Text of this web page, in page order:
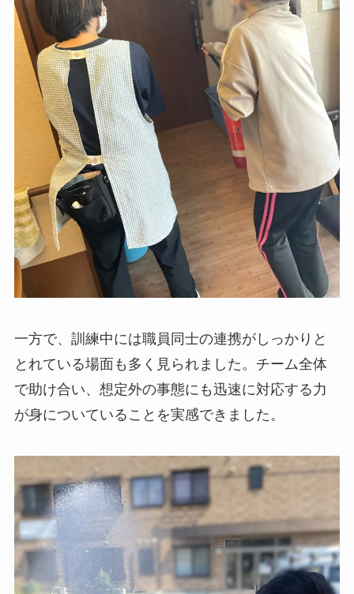
一方で、訓練中には職員同士の連携がしっかりと
とれている場面も多く見られました。チーム全体
で助け合い、想定外の事態にも迅速に対応する力
が身についていることを実感できました。